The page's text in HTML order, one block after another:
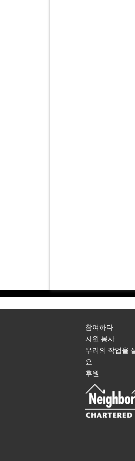
참여하다
자원 봉사
우리의 작업을
요
후원